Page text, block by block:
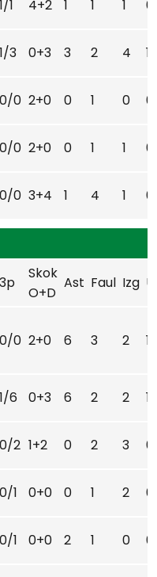
1/1 4+2 1 1 1 0
1/3 0+3 3 2 4 1
0/0 2+0 0 1 0 0
0/0 2+0 0 1 1 0
0/0 3+4 1 4 1 0
3p
Skok
O+D
Ast Faul Izg
0/0 2+0 6 3 2 1
1/6 0+3 6 2 2 1
0/2 1+2 0 2 3 0
0/1 0+0 0 1 2 0
0/1 0+0 2 1 0 0